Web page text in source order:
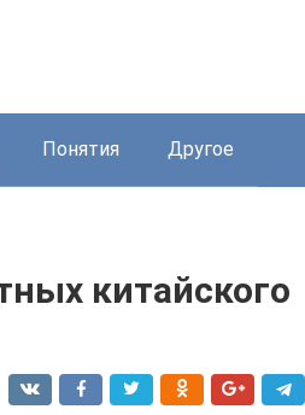
Понятия Другое
китайского